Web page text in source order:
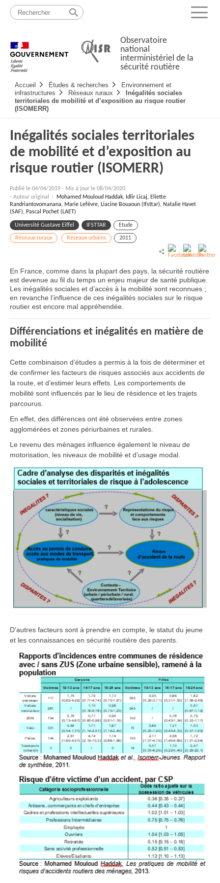
Passer
contenu
Menu
Observatoire
national
interministériel de la
sécurité routière
principale
Accueil Études & recherches
Environnement et
infrastructures
Réseaux ruraux
Inégalités sociales
territoriales de mobilité et d’exposition au risque routier
(ISOMERR)
Inégalités sociales territoriales
de mobilité et d’exposition au
risque routier (ISOMERR)
Publié le 04/04/2019 - Mis à jour le 08/04/2020
- Auteur original :
Mohamed Mouloud Haddak, Idlir Licaj, Eliette
Randriantovomanana, Marie Lefèvre, Liacine Bouaoun (Ifsttar), Natalie Havet
(SAF), Pascal Pochet (LAET)
Université Gustave Eiffel IFSTTAR Etude
Réseaux ruraux Réseaux urbains 2011
En France, comme dans la plupart des pays, la sécurité routière
est devenue au fil du temps un enjeu majeur de santé publique.
Les inégalités sociales et d’accès à la mobilité sont reconnues ;
en revanche l’influence de ces inégalités sociales sur le risque
routier est encore mal appréhendée.
Différenciations et inégalités en matière de
mobilité
Cette combinaison d’études a permis à la fois de déterminer et
de confirmer les facteurs de risques associés aux accidents de
la route, et d’estimer leurs effets. Les comportements de
mobilité sont influencés par le lieu de résidence et les trajets
parcourus.
En effet, des différences ont été observées entre zones
agglomérées et zones périurbaines et rurales.
Le revenu des ménages influence également le niveau de
motorisation, les niveaux de mobilité et d’usage modal.
D’autres facteurs sont à prendre en compte, le statut du jeune
et les connaissances en sécurité routière des parents.